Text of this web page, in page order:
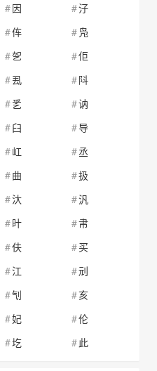
因
汓
伡
凫
乫
佢
厾
阧
乯
讷
臼
导
屸
丞
曲
扱
汏
汎
旪
帇
伕
买
江
刓
刏
亥
妃
伦
圪 此